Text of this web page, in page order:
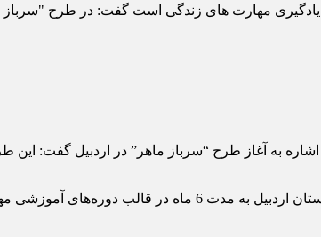
مهارت های زندگی است گفت: در طرح "سرباز
به آغاز طرح “سرباز ماهر” در اردبیل گفت:
وی افزود: طرح سرباز ماهر با حضور نمایندگان نیروهای مسلح و